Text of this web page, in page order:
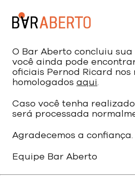
O Bar Aberto concluiu sua
você ainda pode
oficiais Pernod Ricard nos
homologados aqui.
Caso você tenha
será processada
Agradecemos a confiança.
Equipe Bar Aberto